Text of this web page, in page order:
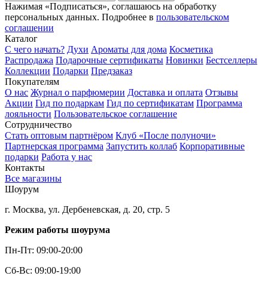
Нажимая «Подписаться», соглашаюсь на обработку
персональных данных. Подробнее в пользовательском
соглашении
Каталог
С чего начать? Духи Ароматы для дома Косметика
Распродажа Подарочные сертификаты Новинки Бестселлеры
Коллекции Подарки Предзаказ
Покупателям
О нас Журнал о парфюмерии Доставка и оплата Отзывы
Акции Гид по подаркам Гид по сертификатам Программа
лояльности Пользовательское соглашение
Сотрудничество
Стать оптовым партнёром Клуб «После полуночи»
Партнерская программа Запустить коллаб Корпоративные
подарки Работа у нас
Контакты
Все магазины
Шоурум
г. Москва, ул. Дербеневская, д. 20, стр. 5
Режим работы шоурума
Пн-Пт: 09:00-20:00
Сб-Вс: 09:00-19:00